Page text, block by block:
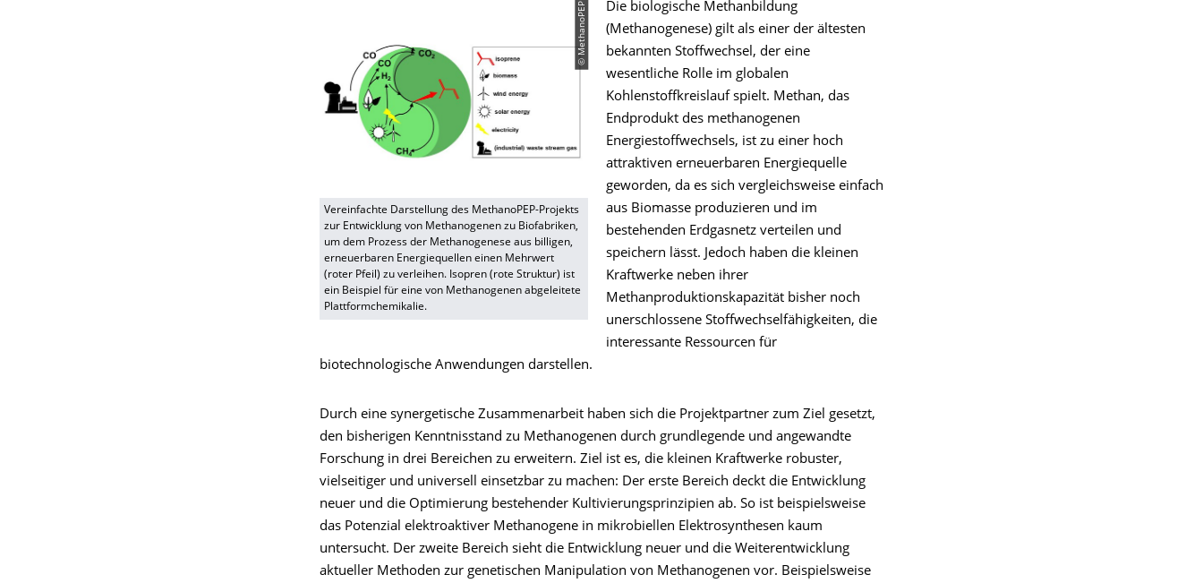
© MethanoPEP
Vereinfachte Darstellung des MethanoPEP-Projekts
zur Entwicklung von Methanogenen zu Biofabriken,
um dem Prozess der Methanogenese aus billigen,
erneuerbaren Energiequellen einen Mehrwert
(roter Pfeil) zu verleihen. Isopren (rote Struktur) ist
ein Beispiel für eine von Methanogenen abgeleitete
Plattformchemikalie.
Die biologische Methanbildung
(Methanogenese) gilt als einer der ältesten
bekannten Stoffwechsel, der eine
wesentliche Rolle im globalen
Kohlenstoffkreislauf spielt. Methan, das
Endprodukt des methanogenen
Energiestoffwechsels, ist zu einer hoch
attraktiven erneuerbaren Energiequelle
geworden, da es sich vergleichsweise einfach
aus Biomasse produzieren und im
bestehenden Erdgasnetz verteilen und
speichern lässt. Jedoch haben die kleinen
Kraftwerke neben ihrer
Methanproduktionskapazität bisher noch
unerschlossene Stoffwechselfähigkeiten, die
interessante Ressourcen für
biotechnologische Anwendungen darstellen.
Durch eine synergetische Zusammenarbeit haben sich die Projektpartner zum Ziel gesetzt,
den bisherigen Kenntnisstand zu Methanogenen durch grundlegende und angewandte
Forschung in drei Bereichen zu erweitern. Ziel ist es, die kleinen Kraftwerke robuster,
vielseitiger und universell einsetzbar zu machen: Der erste Bereich deckt die Entwicklung
neuer und die Optimierung bestehender Kultivierungsprinzipien ab. So ist beispielsweise
das Potenzial elektroaktiver Methanogene in mikrobiellen Elektrosynthesen kaum
untersucht. Der zweite Bereich sieht die Entwicklung neuer und die Weiterentwicklung
aktueller Methoden zur genetischen Manipulation von Methanogenen vor. Beispielsweise